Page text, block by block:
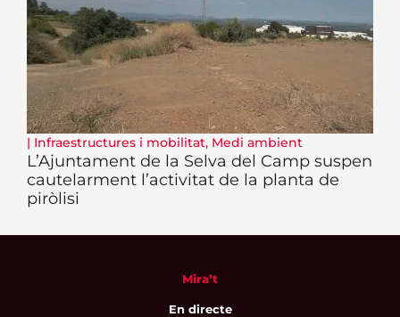
| Infraestructures i mobilitat, Medi ambient
L’Ajuntament de la Selva del Camp suspen
cautelarment l’activitat de la planta de
piròlisi
Mira’t
En directe